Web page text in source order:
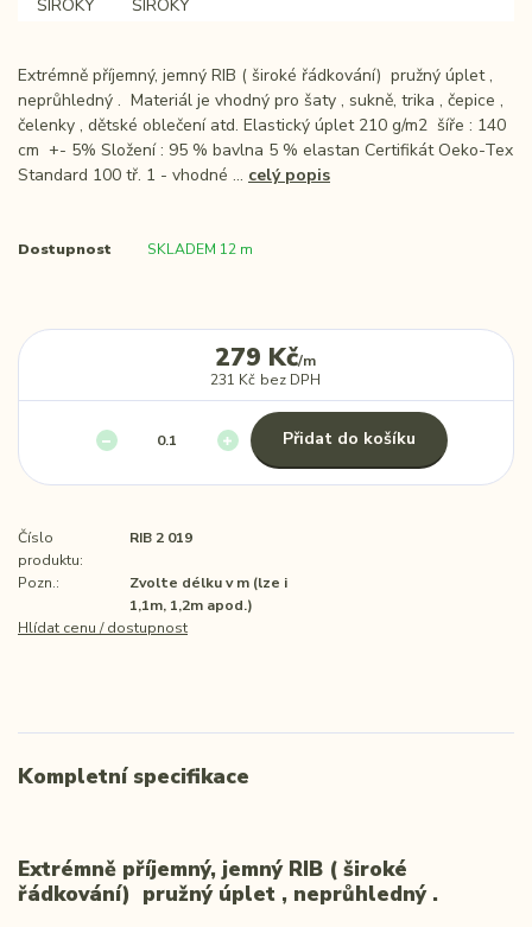
Extrémně příjemný, jemný RIB ( široké řádkování) pružný úplet ,
neprůhledný . Materiál je vhodný pro šaty , sukně, trika , čepice ,
čelenky , dětské oblečení atd. Elastický úplet 210 g/m2 šíře : 140
cm +- 5% Složení : 95 % bavlna 5 % elastan Certifikát Oeko-Tex
Standard 100 tř. 1 - vhodné ... celý popis
Dostupnost SKLADEM 12 m
279 Kč/m
231 Kč bez DPH
Přidat do košíku
Číslo
produktu:
RIB 2 019
Pozn.:
Zvolte délku v m (lze i
1,1m, 1,2m apod.)
Hlídat cenu / dostupnost
Kompletní specifikace
Extrémně příjemný, jemný RIB ( široké
řádkování) pružný úplet , neprůhledný .